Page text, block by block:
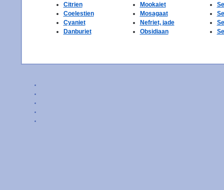
Citrien
Coelestien
Cyaniet
Danburiet
Mookaiet
Mosagaat
Nefriet, jade
Obsidiaan